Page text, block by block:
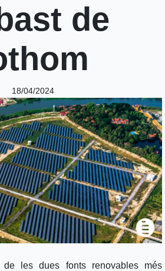
de
18/04/2024
les dues fonts renovables més